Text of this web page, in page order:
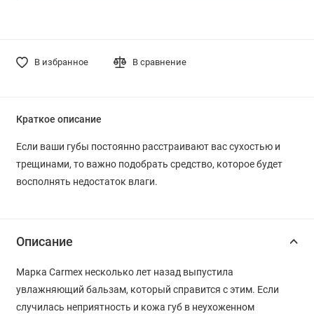
В избранное В сравнение
Краткое описание
Если ваши губы постоянно расстраивают вас сухостью и
трещинами, то важно подобрать средство, которое будет
восполнять недостаток влаги.
Описание
Марка Carmex несколько лет назад выпустила
увлажняющий бальзам, который справится с этим. Если
случилась неприятность и кожа губ в неухоженном